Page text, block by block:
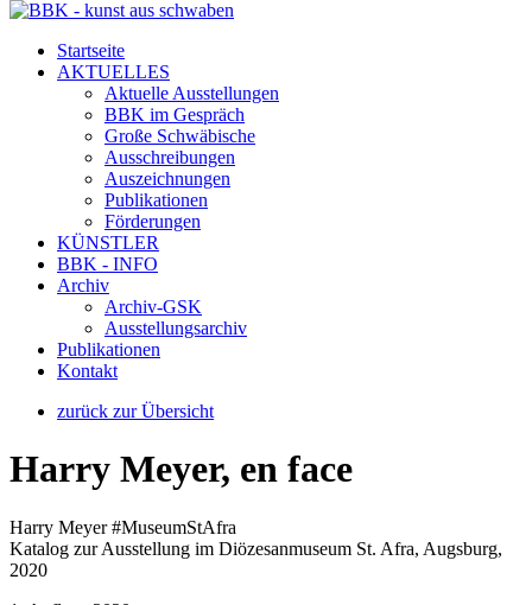
Startseite
AKTUELLES
Aktuelle Ausstellungen
BBK im Gespräch
Große Schwäbische
Ausschreibungen
Auszeichnungen
Publikationen
Förderungen
KÜNSTLER
BBK - INFO
Archiv
Archiv-GSK
Ausstellungsarchiv
Publikationen
Kontakt
zurück zur Übersicht
Harry Meyer, en face
Harry Meyer #MuseumStAfra
Katalog zur Ausstellung im Diözesanmuseum St. Afra, Augsburg,
2020